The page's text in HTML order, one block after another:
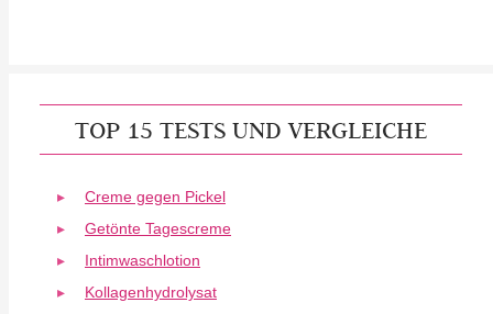
TOP 15 TESTS UND VERGLEICHE
Creme gegen Pickel
Getönte Tagescreme
Intimwaschlotion
Kollagenhydrolysat